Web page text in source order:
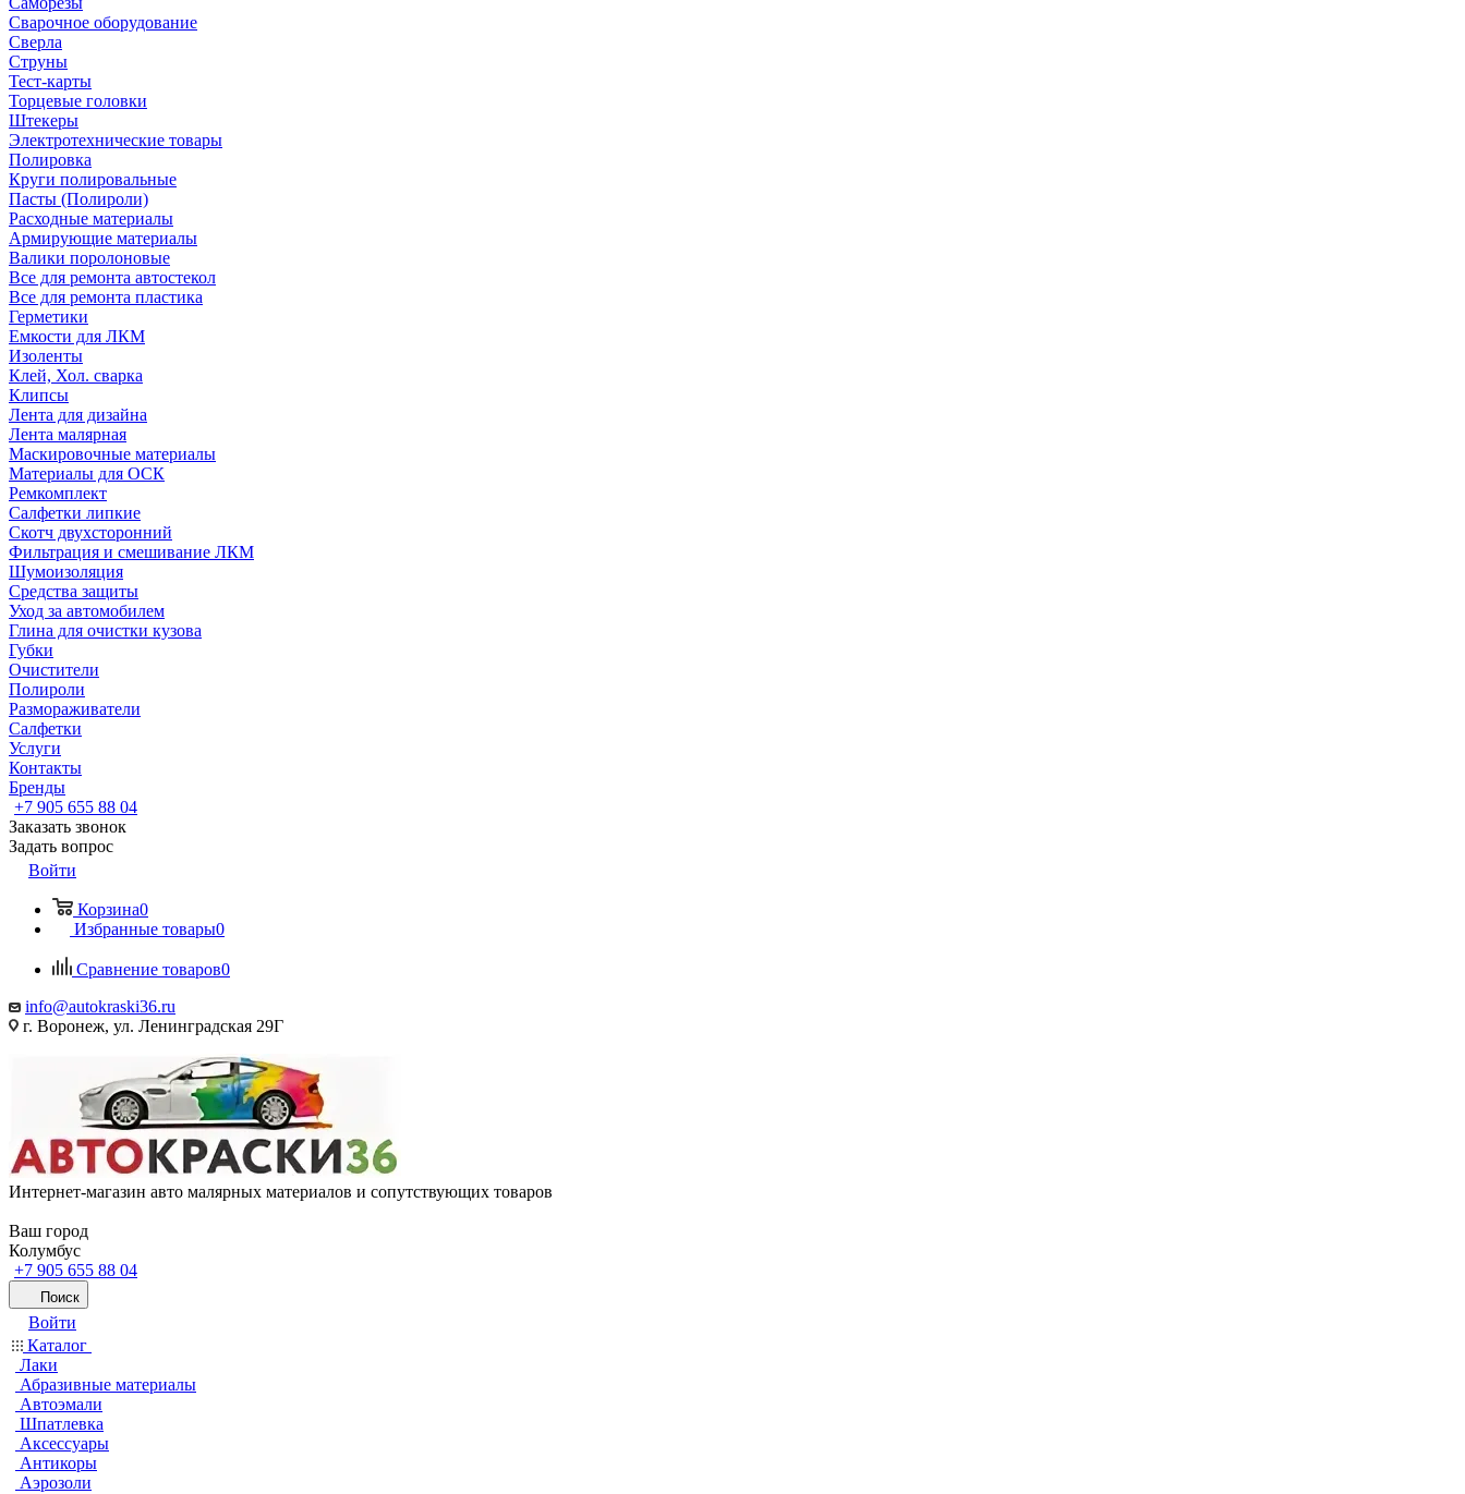
Сварочное оборудование
Сверла
Струны
Тест-карты
Торцевые головки
Штекеры
Электротехнические товары
Полировка
Круги полировальные
Пасты (Полироли)
Расходные материалы
Армирующие материалы
Валики поролоновые
Все для ремонта автостекол
Все для ремонта пластика
Герметики
Емкости для ЛКМ
Изоленты
Клей, Хол. сварка
Клипсы
Лента для дизайна
Лента малярная
Маскировочные материалы
Материалы для ОСК
Ремкомплект
Салфетки липкие
Скотч двухсторонний
Фильтрация и смешивание ЛКМ
Шумоизоляция
Средства защиты
Уход за автомобилем
Глина для очистки кузова
Губки
Очистители
Полироли
Размораживатели
Салфетки
Услуги
Контакты
Бренды
+7 905 655 88 04
Заказать звонок
Задать вопрос
Войти
Корзина0
Избранные товары0
Сравнение товаров0
info@autokraski36.ru
г. Воронеж, ул. Ленинградская 29Г
Интернет-магазин авто малярных материалов и сопутствующих товаров
Ваш город
Колумбус
+7 905 655 88 04
Поиск
Войти
Каталог
Лаки
Абразивные материалы
Автоэмали
Шпатлевка
Аксессуары
Антикоры
Аэрозоли